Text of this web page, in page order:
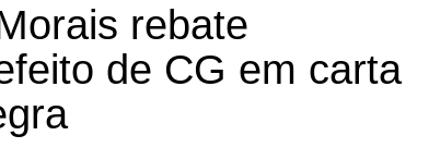
Tabela de Venc. 2025
rebate
de CG em carta